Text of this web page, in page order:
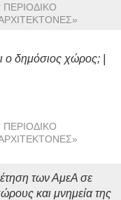
ΠΕΡΙΟΔΙΚΌ
ο δημόσιος χώρος; |
ΠΕΡΙΟΔΙΚΌ
των ΑμεA σε
και μνημεία της